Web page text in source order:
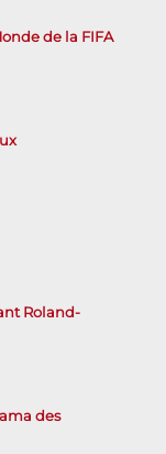
de la FIFA
Roland-
des